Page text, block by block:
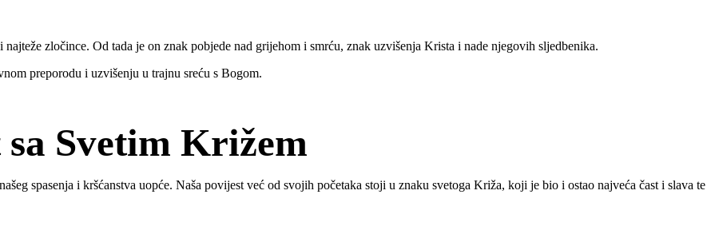
zločince. Od tada je on znak pobjede nad grijehom i smrću, znak uzvišenja Krista i nade njegovih sljedbenika.
preporodu i uzvišenju u trajnu sreću s Bogom.
Svetim Križem
spasenja i kršćanstva uopće. Naša povijest već od svojih početaka stoji u znaku svetoga Križa, koji je bio i ostao najveća čast i slava te